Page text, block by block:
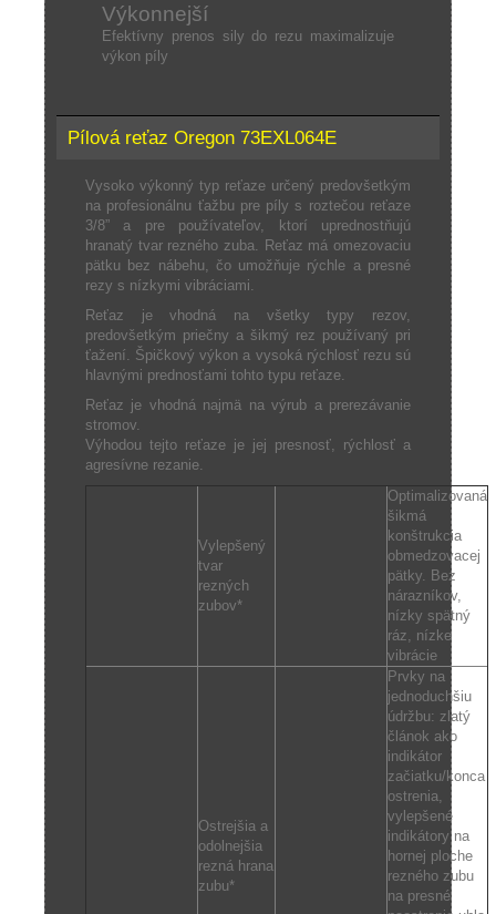
Výkonnejší
Efektívny prenos sily do rezu maximalizuje
výkon píly
Pílová reťaz Oregon 73EXL064E
Vysoko výkonný typ reťaze určený predovšetkým
na profesionálnu ťažbu pre píly s roztečou reťaze
3/8” a pre používateľov, ktorí uprednostňujú
hranatý tvar rezného zuba. Reťaz má omezovaciu
pätku bez nábehu, čo umožňuje rýchle a presné
rezy s nízkymi vibráciami.
Reťaz je vhodná na všetky typy rezov,
predovšetkým priečny a šikmý rez používaný pri
ťažení. Špičkový výkon a vysoká rýchlosť rezu sú
hlavnými prednosťami tohto typu reťaze.
Reťaz je vhodná najmä na výrub a prerezávanie
stromov.
Výhodou tejto reťaze je jej presnosť, rýchlosť a
agresívne rezanie.
Vylepšený
tvar
rezných
zubov*
Optimalizovaná
šikmá
konštrukcia
obmedzovacej
pätky. Bez
nárazníkov,
nízky spätný
ráz, nízke
vibrácie
Ostrejšia a
odolnejšia
rezná hrana
zubu*
Prvky na
jednoduchšiu
údržbu: zlatý
článok ako
indikátor
začiatku/konca
ostrenia,
vylepšené
indikátory na
hornej ploche
rezného zubu
na presné